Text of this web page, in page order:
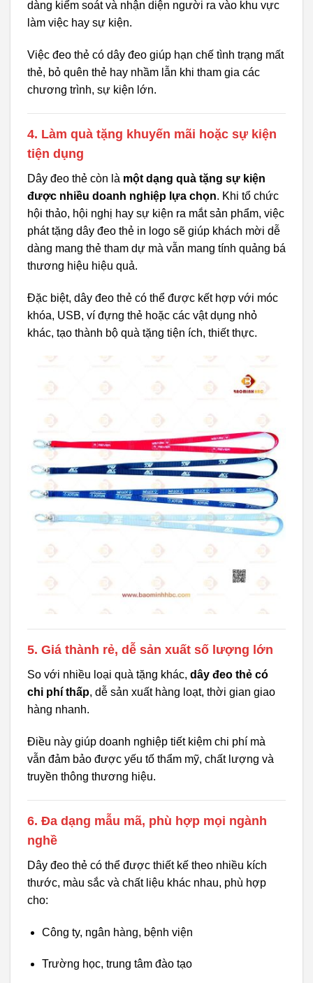
dàng kiểm soát và nhận diện người ra vào khu vực
làm việc hay sự kiện.
Việc đeo thẻ có dây đeo giúp hạn chế tình trạng mất
thẻ, bỏ quên thẻ hay nhầm lẫn khi tham gia các
chương trình, sự kiện lớn.
4. Làm quà tặng khuyến mãi hoặc sự kiện
tiện dụng
Dây đeo thẻ còn là một dạng quà tặng sự kiện
được nhiều doanh nghiệp lựa chọn. Khi tổ chức
hội thảo, hội nghị hay sự kiện ra mắt sản phẩm, việc
phát tặng dây đeo thẻ in logo sẽ giúp khách mời dễ
dàng mang thẻ tham dự mà vẫn mang tính quảng bá
thương hiệu hiệu quả.
Đặc biệt, dây đeo thẻ có thể được kết hợp với móc
khóa, USB, ví đựng thẻ hoặc các vật dụng nhỏ
khác, tạo thành bộ quà tặng tiện ích, thiết thực.
5. Giá thành rẻ, dễ sản xuất số lượng lớn
So với nhiều loại quà tặng khác, dây đeo thẻ có
chi phí thấp, dễ sản xuất hàng loạt, thời gian giao
hàng nhanh.
Điều này giúp doanh nghiệp tiết kiệm chi phí mà
vẫn đảm bảo được yếu tố thẩm mỹ, chất lượng và
truyền thông thương hiệu.
6. Đa dạng mẫu mã, phù hợp mọi ngành
nghề
Dây đeo thẻ có thể được thiết kế theo nhiều kích
thước, màu sắc và chất liệu khác nhau, phù hợp
cho:
Công ty, ngân hàng, bệnh viện
Trường học, trung tâm đào tạo